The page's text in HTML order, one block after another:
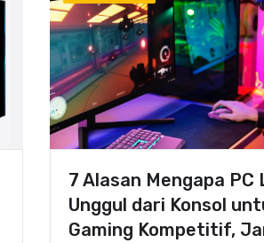
7 Alasan Mengapa PC
Unggul dari Konsol
Gaming Kompetitif,